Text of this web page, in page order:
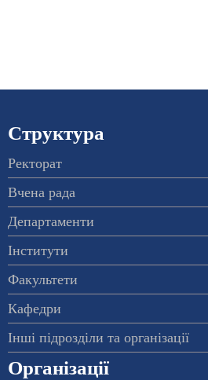
Структура
Ректорат
Вчена рада
Департаменти
Інститути
Факультети
Кафедри
Інші підрозділи та організації
Організації